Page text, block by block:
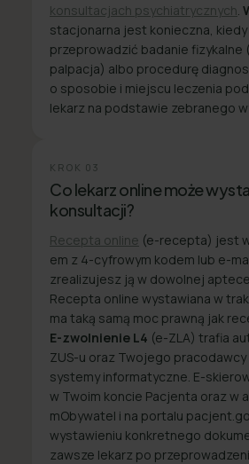
konsultacjach psychiatrycznych
stacjonarna jest konieczna, kiedy
przeprowadzić badanie fizykalne
palpacja) albo procedurę
o sposobie i miejscu leczenia
lekarz na podstawie zebranego
KROK 03
Co lekarz online może
konsultacji?
Recepta online (e-recepta) jest
em z 4-cyfrowym kodem lub e-
zrealizujesz ją w dowolnej aptece
Recepta online wystawiana w
ma taką samą moc prawną jak
E-zwolnienie L4 (e-ZLA) trafia
ZUS-u oraz Twojego
systemy informatyczne. E-
w Twoim koncie Pacjenta oraz w
mObywatel i na portalu
wystawieniu konkretnego
zawsze lekarz po